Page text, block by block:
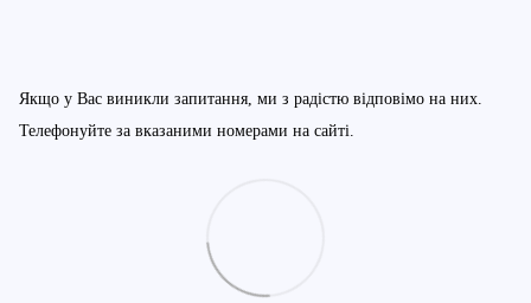
Якщо у Вас виникли запитання, ми з радістю відповімо на них.
Телефонуйте за вказаними номерами на сайті.